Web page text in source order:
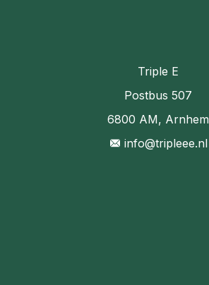
Triple E
Postbus 507
6800 AM, Arnhem
info@tripleee.nl